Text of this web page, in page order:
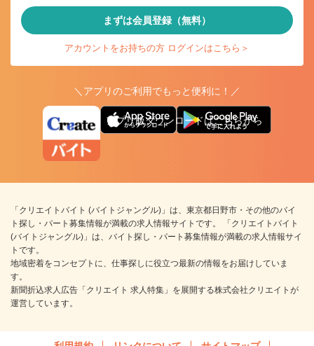
まずは会員登録（無料）
アカウントをお持ちの方 ログインはこちら＞
＼アプリのご利用でもっと便利に！／
アプリ版ダウンロードはこちらから
「クリエイトバイト (バイトジャングル)」は、東京都日野市・その他のバイ
ト探し・パート募集情報が満載の求人情報サイトです。 「クリエイトバイト
(バイトジャングル)」は、バイト探し・パート募集情報が満載の求人情報サイ
トです。
地域密着をコンセプトに、仕事探しに役立つ最新の情報をお届けしていま
す。
新聞折込求人広告「クリエイト 求人特集」を展開する株式会社クリエイトが
運営しています。